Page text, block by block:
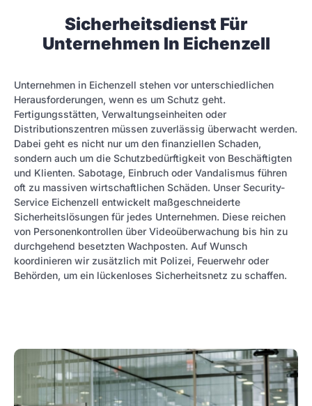
Sicherheitsdienst Für
Unternehmen In Eichenzell
Unternehmen in Eichenzell stehen vor unterschiedlichen
Herausforderungen, wenn es um Schutz geht.
Fertigungsstätten, Verwaltungseinheiten oder
Distributionszentren müssen zuverlässig überwacht werden.
Dabei geht es nicht nur um den finanziellen Schaden,
sondern auch um die Schutzbedürftigkeit von Beschäftigten
und Klienten. Sabotage, Einbruch oder Vandalismus führen
oft zu massiven wirtschaftlichen Schäden. Unser Security-
Service Eichenzell entwickelt maßgeschneiderte
Sicherheitslösungen für jedes Unternehmen. Diese reichen
von Personenkontrollen über Videoüberwachung bis hin zu
durchgehend besetzten Wachposten. Auf Wunsch
koordinieren wir zusätzlich mit Polizei, Feuerwehr oder
Behörden, um ein lückenloses Sicherheitsnetz zu schaffen.